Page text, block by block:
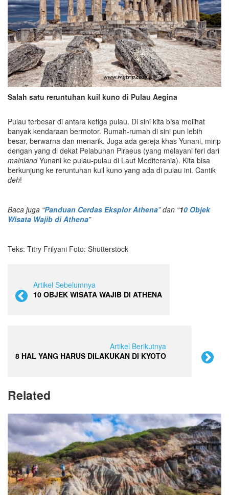
Salah satu reruntuhan kuil kuno di Pulau Aegina
Pulau terbesar di antara ketiga pulau. Di sini kita bisa melihat
banyak kendaraan bermotor. Rumah-rumah di sini pun lebih
besar, berwarna dan menarik. Juga ada gereja khas Yunani, mirip
dengan yang di dekat Pelabuhan Piraeus (yang melayani feri dari
mainlandYunani ke pulau-pulau di Laut Mediterania). Kita bisa
berkunjung ke reruntuhan kuil kuno yang ada di pulau ini. Cantik
deh!
Baca juga “Panduan Cerdas Eksplor Athena” dan “10 Objek
Wisata Wajib di Athena”
Teks: Titry Frilyani Foto: Shutterstock
Artikel Sebelumnya
10 OBJEK WISATA WAJIB DI ATHENA
Artikel Berikutnya
8 HAL YANG HARUS DILAKUKAN DI KYOTO
Related